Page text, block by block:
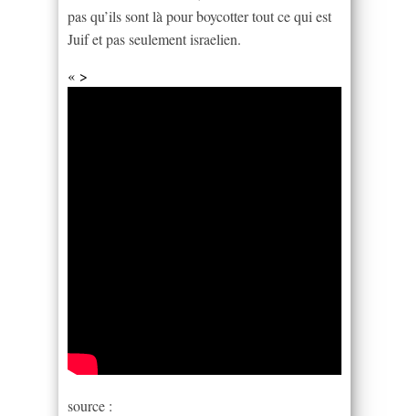
pas qu’ils sont là pour boycotter tout ce qui est
Juif et pas seulement israelien.
« >
source :